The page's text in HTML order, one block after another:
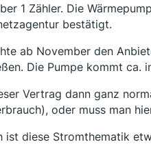
1 Zähler. Die
bestätigt.
ab November den
Die Pumpe kommt ca.
Vertrag dann ganz
oder muss man
ist diese Stromthematik